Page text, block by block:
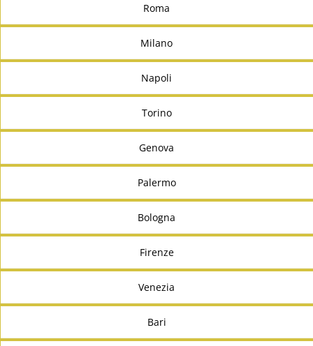
Roma
Milano
Napoli
Torino
Genova
Palermo
Bologna
Firenze
Venezia
Bari